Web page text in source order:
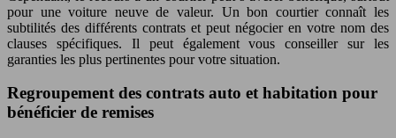
pour une voiture neuve de valeur. Un bon courtier connaît les
subtilités des différents contrats et peut négocier en votre nom des
clauses spécifiques. Il peut également vous conseiller sur les
garanties les plus pertinentes pour votre situation.
Regroupement des contrats auto et habitation pour
bénéficier de remises